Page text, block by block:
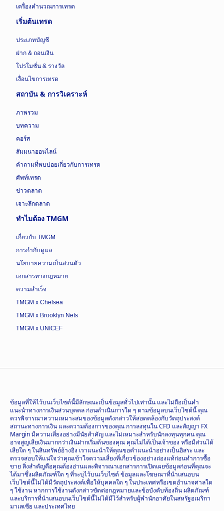
เครื่องคำนวณการเทรด
เริ่มต้นเทรด
ประเภทบัญชี
ฝาก & ถอนเงิน
โปรโมชั่น & รางวัล
เงื่อนไขการเทรด
สถาบัน & การวิเคราะห์
ภาพรวม
บทความ
คอร์ส
สัมมนาออนไลน์
คำถามที่พบบ่อยเกี่ยวกับการเทรด
ศัพท์เทรด
ข่าวตลาด
เจาะลึกตลาด
ทำไมต้อง TMGM
เกี่ยวกับ TMGM
การกำกับดูแล
นโยบายความเป็นส่วนตัว
เอกสารทางกฎหมาย
ความสำเร็จ
TMGM x Chelsea
TMGM x Brooklyn Nets
TMGM x UNICEF
ข้อมูลที่ให้ไว้บนเว็บไซต์นี้มีลักษณะเป็นข้อมูลทั่วไปเท่านั้น และไม่ถือเป็นคำ
แนะนำทางการเงินส่วนบุคคล ก่อนดำเนินการใด ๆ ตามข้อมูลบนเว็บไซต์นี้ คุณ
ควรพิจารณาความเหมาะสมของข้อมูลดังกล่าวให้สอดคล้องกับวัตถุประสงค์
สถานะทางการเงิน และความต้องการของคุณ การลงทุนใน CFD และสัญญา FX
Margin มีความเสี่ยงอย่างมีนัยสำคัญ และไม่เหมาะสำหรับนักลงทุนทุกคน คุณ
อาจสูญเสียเงินมากกว่าเงินฝากเริ่มต้นของคุณ คุณไม่ได้เป็นเจ้าของ หรือมีส่วนได้
เสียใด ๆ ในสินทรัพย์อ้างอิง เราแนะนำให้คุณขอคำแนะนำอย่างเป็นอิสระ และ
ตรวจสอบให้แน่ใจว่าคุณเข้าใจความเสี่ยงที่เกี่ยวข้องอย่างถ่องแท้ก่อนทำการซื้อ
ขาย สิ่งสำคัญคือคุณต้องอ่านและพิจารณาเอกสารการเปิดเผยข้อมูลก่อนที่คุณจะ
ได้มาซึ่งผลิตภัณฑ์ใด ๆ ที่ระบุไว้บนเว็บไซต์ ข้อมูลและโฆษณาที่นำเสนอบน
เว็บไซต์นี้ไม่ได้มีวัตถุประสงค์เพื่อให้บุคคลใด ๆ ในประเทศหรือเขตอำนาจศาลใด
ๆ ใช้งาน หากการใช้งานดังกล่าวขัดต่อกฎหมายและข้อบังคับท้องถิ่น ผลิตภัณฑ์
และบริการที่นำเสนอบนเว็บไซต์นี้ไม่ได้มีไว้สำหรับผู้พำนักอาศัยในสหรัฐอเมริกา
มาเลเซีย และประเทศไทย